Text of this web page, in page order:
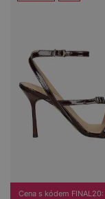
Cena s kódem FINAL20: